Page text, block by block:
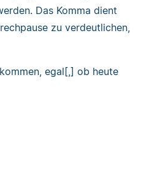
Das Komma dient
zu verdeutlichen,
egal[,] ob heute